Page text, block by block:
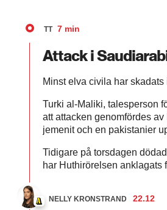
TT 7 min
Attack i
Minst elva civila har
Turki al-Maliki, talesperson
att attacken genomfördes
jemenit och en pakistanier
Tidigare på torsdagen
har Huthirörelsen anklagats
NELLY KRONSTRAND 22.12